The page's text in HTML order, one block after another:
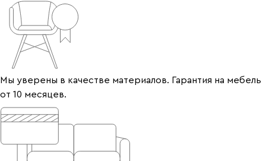
Мы уверены в качестве материалов. Гарантия на мебель
от 10 месяцев.